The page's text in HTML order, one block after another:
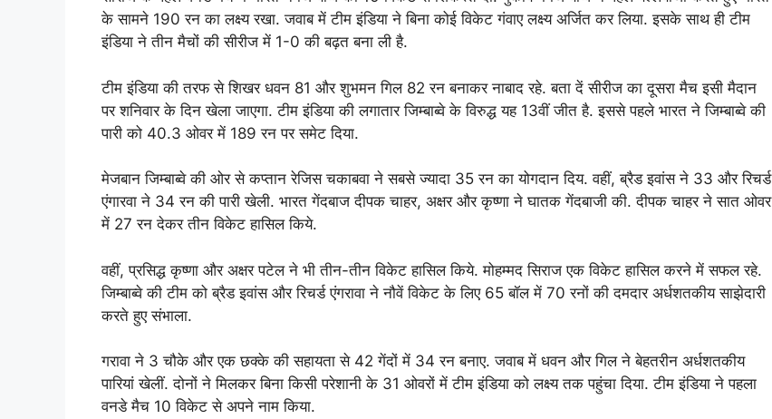
के सामने 190 रन का लक्ष्य रखा. जवाब में टीम इंडिया ने बिना कोई विकेट गंवाए लक्ष्य अर्जित कर लिया. इसके साथ ही टीम
इंडिया ने तीन मैचों की सीरीज में 1-0 की बढ़त बना ली है.
टीम इंडिया की तरफ से शिखर धवन 81 और शुभमन गिल 82 रन बनाकर नाबाद रहे. बता दें सीरीज का दूसरा मैच इसी मैदान
पर शनिवार के दिन खेला जाएगा. टीम इंडिया की लगातार जिम्बाब्वे के विरुद्ध यह 13वीं जीत है. इससे पहले भारत ने जिम्बाब्वे की
पारी को 40.3 ओवर में 189 रन पर समेट दिया.
मेजबान जिम्बाब्वे की ओर से कप्तान रेजिस चकाबवा ने सबसे ज्यादा 35 रन का योगदान दिय. वहीं, ब्रैड इवांस ने 33 और रिचर्ड
एंगारवा ने 34 रन की पारी खेली. भारत गेंदबाज दीपक चाहर, अक्षर और कृष्णा ने घातक गेंदबाजी की. दीपक चाहर ने सात ओवर
में 27 रन देकर तीन विकेट हासिल किये.
वहीं, प्रसिद्ध कृष्णा और अक्षर पटेल ने भी तीन-तीन विकेट हासिल किये. मोहम्मद सिराज एक विकेट हासिल करने में सफल रहे.
जिम्बाब्वे की टीम को ब्रैड इवांस और रिचर्ड एंगरावा ने नौवें विकेट के लिए 65 बॉल में 70 रनों की दमदार अर्धशतकीय साझेदारी
करते हुए संभाला.
गरावा ने 3 चौके और एक छक्के की सहायता से 42 गेंदों में 34 रन बनाए. जवाब में धवन और गिल ने बेहतरीन अर्धशतकीय
पारियां खेलीं. दोनों ने मिलकर बिना किसी परेशानी के 31 ओवरों में टीम इंडिया को लक्ष्य तक पहुंचा दिया. टीम इंडिया ने पहला
वनडे मैच 10 विकेट से अपने नाम किया.